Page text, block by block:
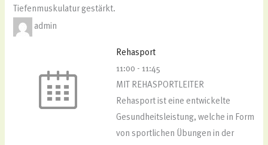
Tiefenmuskulatur gestärkt.
admin
Rehasport
11:00 -11:45
MIT REHASPORTLEITER
Rehasport ist eine entwickelte
Gesundheitsleistung, welche in Form
von sportlichen Übungen in der